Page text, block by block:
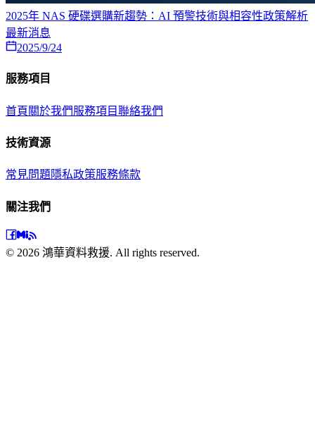
2025年 NAS 硬碟選購新趨勢：AI 預警技術與相容性政策解析
最新消息
2025/9/24
服務項目
首頁 關於我們服務項目聯絡我們
技術資源
常見問題隱私政策服務條款
關注我們
© 2026 鴻華資料救援. All rights reserved.